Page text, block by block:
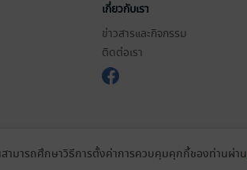
เกี่ยวกับเรา
ข่าวสารและกิจกรรม
ติดต่อเรา
ามารถศึกษาวิธีการตั้งค่าการควบคุมคุกกี้ของท่านผ่าน